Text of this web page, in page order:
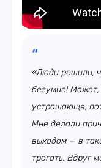
«Люди решили,
безумие!
устрашающе,
Мне делали
выходом — в
трогать. Вдруг